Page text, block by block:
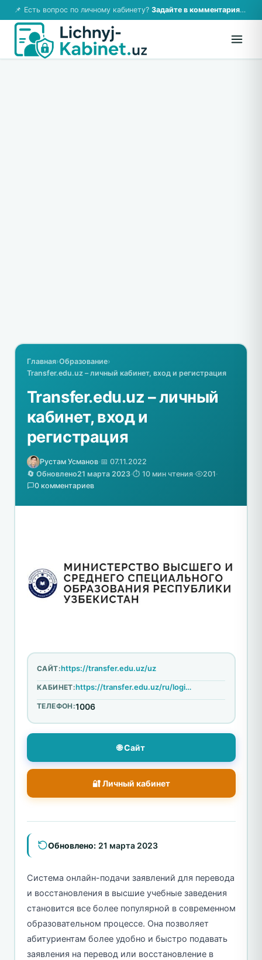
📌 Есть вопрос по личному кабинету? Задайте в комментариях — ответим!
Главная›Образование›
Transfer.edu.uz – личный кабинет, вход и регистрация
Transfer.edu.uz – личный
кабинет, вход и
регистрация
Рустам Усманов·📅 07.11.2022
🔄 Обновлено21 марта 2023·⏱️ 10 мин чтения· 201·
0 комментариев
САЙТ:https://transfer.edu.uz/uz
КАБИНЕТ: https://transfer.edu.uz/ru/login-or-signup
ТЕЛЕФОН:1006
🌐 Сайт
🔐 Личный кабинет
Обновлено: 21 марта 2023
Система онлайн-подачи заявлений для перевода
и восстановления в высшие учебные заведения
становится все более популярной в современном
образовательном процессе. Она позволяет
абитуриентам более удобно и быстро подавать
заявления на перевод или восстановление в